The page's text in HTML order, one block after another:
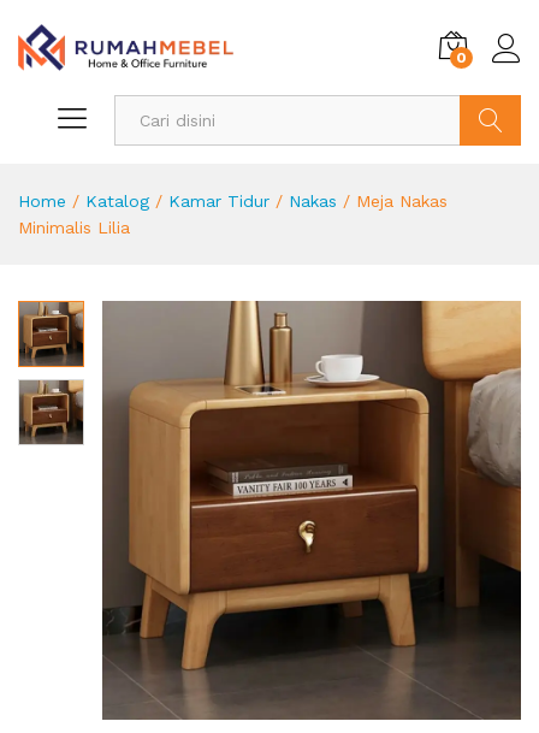
0
Home / Katalog / Kamar Tidur / Nakas / Meja Nakas
Minimalis Lilia